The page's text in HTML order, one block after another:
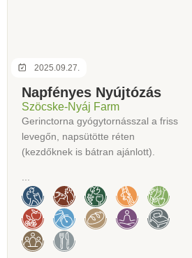
2025.09.27.
Napfényes Nyújtózás
Szöcske-Nyáj Farm
Gerinctorna gyógytornásszal a friss
levegőn, napsütötte réten
(kezdőknek is bátran ajánlott).
...